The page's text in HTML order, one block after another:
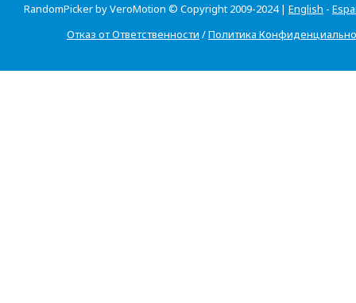
RandomPicker by VeroMotion © Copyright 2009-2024 | English -
Отказ от Ответственности /Политика